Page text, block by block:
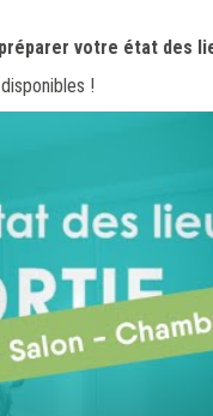
votre état des
!